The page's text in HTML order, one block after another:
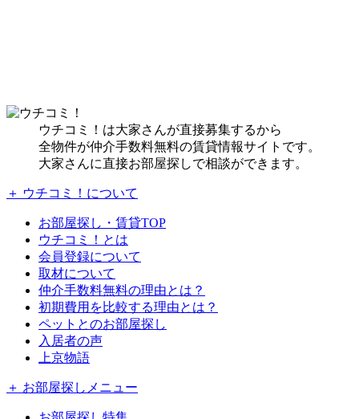
ウチコミ！は大家さんが直接募集するから
全物件が仲介手数料無料の賃貸情報サイトです。
大家さんに直接お部屋探しで相談ができます。
＋ ウチコミ！について
お部屋探し・賃貸TOP
ウチコミ！とは
会員登録について
取材について
仲介手数料無料の理由とは？
初期費用を比較する理由とは？
ペットとのお部屋探し
入居者の声
上京物語
＋ お部屋探しメニュー